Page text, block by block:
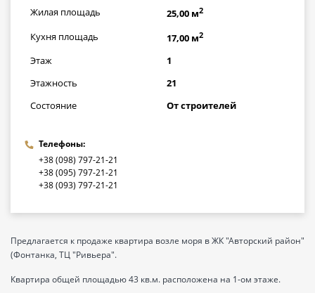
Жилая площадь 25,00 м2
Кухня площадь 17,00 м2
Этаж
1
Этажность
21
Состояние
От строителей
Телефоны:
+38 (098) 797-21-21
+38 (095) 797-21-21
+38 (093) 797-21-21
Предлагается к продаже квартира возле моря в ЖК "Авторский район"
(Фонтанка, ТЦ "Ривьера".
Квартира общей площадью 43 кв.м. расположена на 1-ом этаже.